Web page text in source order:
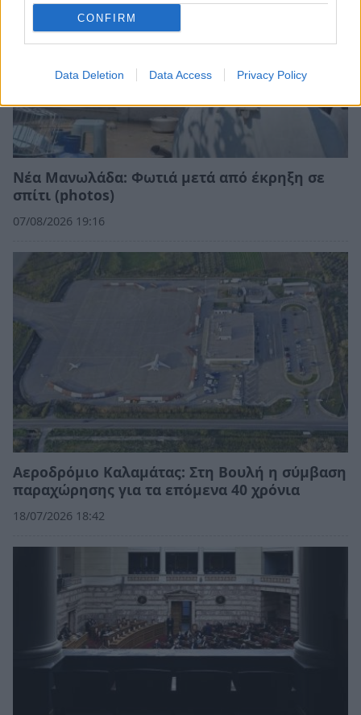
CONFIRM
Data Deletion Data Access Privacy Policy
Νέα Μανωλάδα: Φωτιά μετά από έκρηξη σε
σπίτι (photos)
07/08/2026 19:16
Αεροδρόμιο Καλαμάτας: Στη Βουλή η σύμβαση
παραχώρησης για τα επόμενα 40 χρόνια
18/07/2026 18:42